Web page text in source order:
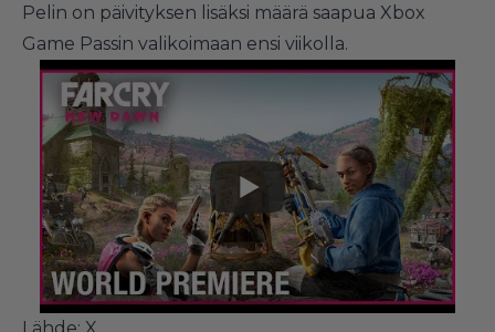
Pelin on päivityksen lisäksi määrä saapua Xbox
Game Passin valikoimaan ensi viikolla.